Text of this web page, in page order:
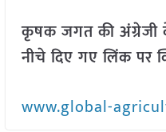
कृषक जगत की अंग्रेजी
नीचे दिए गए लिंक पर
www.global-